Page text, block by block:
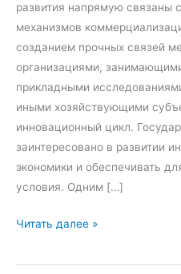
развития напрямую связаны
механизмов
созданием прочных связей
организациями,
прикладными
иными хозяйствующими
инновационный цикл.
заинтересовано в развитии
экономики и обеспечивать
условия. Одним […]
П
а
Читать далее »